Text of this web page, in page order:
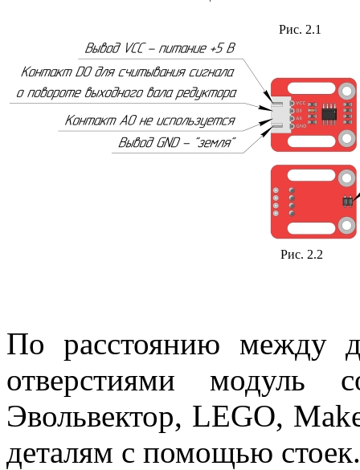
Рис. 2.1
Рис. 2.2
По расстоянию между
отверстиями модуль
Эвольвектор, LEGO,
деталям с помощью стоек.